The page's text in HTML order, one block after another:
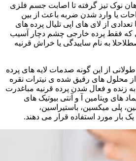
نوک تیز گرفته تا اصابت جسم فلزی
یا وارد شدن ضربه باعث از بین
از لای های اپی تلیال پرده های
که فقط پرده خارجی چشم دچار آسیب
به نام ساییدگی یا خراش قرنیه
از این گونه صدمات لایه های پرده
محلول های رقیق شده ی نیترات نقره
زنده و فعال شدن پرده قرنیه مباغدرت
های ویتامین آ و آنتی بیوتیک های
پلی میکسین، باستیراسین،